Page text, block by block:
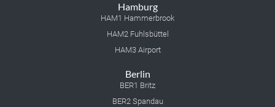
Hamburg
HAM1 Hammerbrook
HAM2 Fuhlsbüttel
HAM3 Airport
Berlin
BER1 Britz
BER2 Spandau